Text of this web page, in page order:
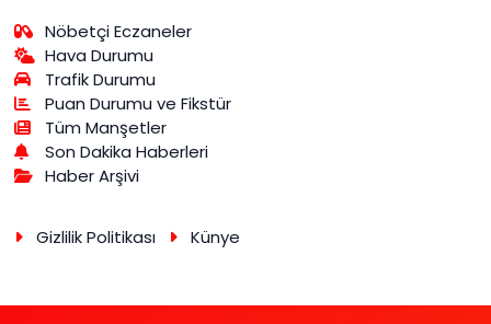
Nöbetçi Eczaneler
Hava Durumu
Trafik Durumu
Puan Durumu ve Fikstür
Tüm Manşetler
Son Dakika Haberleri
Haber Arşivi
Gizlilik Politikası Künye